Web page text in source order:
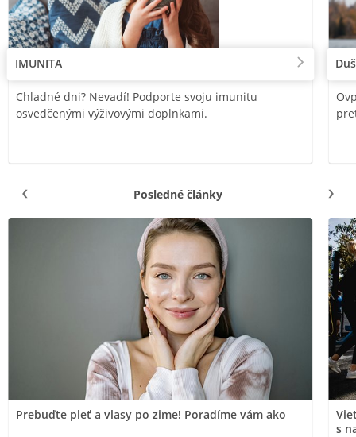
IMUNITA
Chladné dni? Nevadí! Podporte svoju imunitu
osvedčenými výživovými doplnkami.
Posledné články
Prebuďte pleť a vlasy po zime! Poradíme vám ako
s